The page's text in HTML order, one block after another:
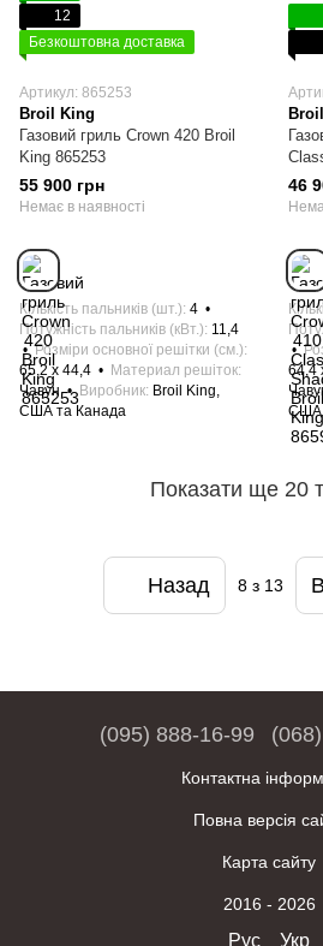
12
Безкоштовна доставка
Артикул: 865253
Broil King
Газовий гриль Crown 420 Broil
King 865253
55 900 грн
Немає в наявності
Кількість пальників (шт.) 4
Потужність пальників (кВт.) 11,4
Розміри основної решітки (см.)
65,2 х 44,4
Материал решіток
Чавун
Виробник Broil King,
США та Канада
46
64,4
США
Показати ще 20
Назад 8з 13
(095) 888-16-99
Контактна
Повна версія
Карта сайту
2016 - 2026
Рус Укр